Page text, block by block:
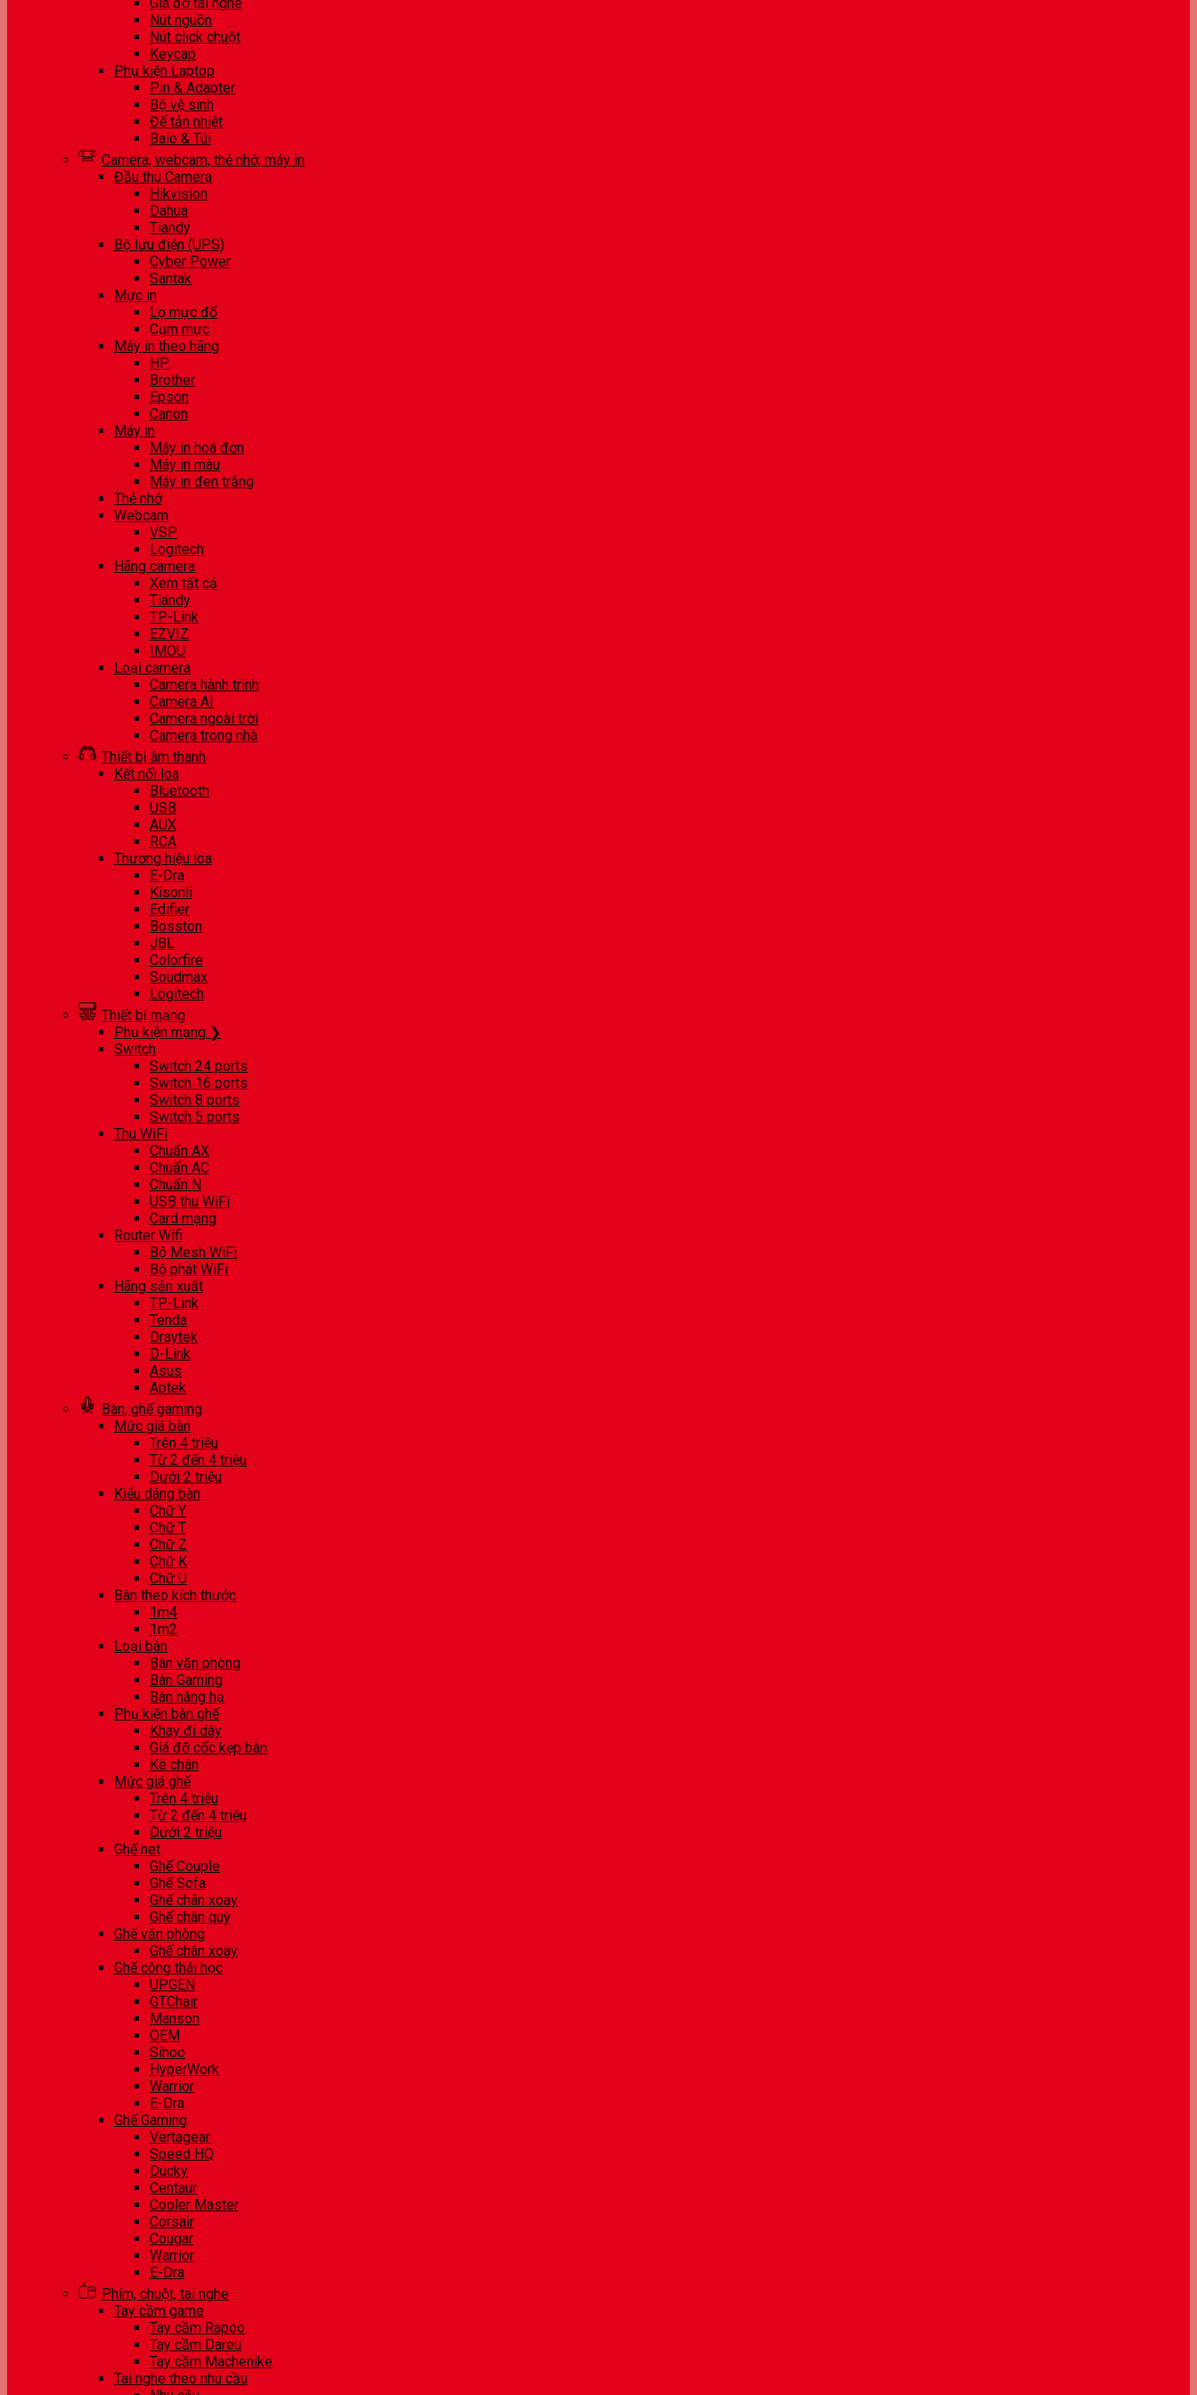
Nút nguồn
Nút click chuột
Keycap
Phụ kiện Laptop
Pin & Adapter
Bộ vệ sinh
Đế tản nhiệt
Balo & Túi
Camera, webcam, thẻ nhớ, máy in
Đầu thu Camera
Hikvision
Dahua
Tiandy
Bộ lưu điện (UPS)
Cyber Power
Santak
Mực in
Lọ mực đổ
Cụm mực
Máy in theo hãng
HP
Brother
Epson
Canon
Máy in
Máy in hoá đơn
Máy in màu
Máy in đen trắng
Thẻ nhớ
Webcam
VSP
Logitech
Hãng camera
Xem tất cả
Tiandy
TP-Link
EZVIZ
IMOU
Loại camera
Camera hành trình
Camera AI
Camera ngoài trời
Camera trong nhà
Thiết bị âm thanh
Kết nối loa
Bluetooth
USB
AUX
RCA
Thương hiệu loa
E-Dra
Kisonli
Edifier
Bosston
JBL
Colorfire
Soudmax
Logitech
Thiết bị mạng
Phụ kiện mạng ❯
Switch
Switch 24 ports
Switch 16 ports
Switch 8 ports
Switch 5 ports
Thu WiFi
Chuẩn AX
Chuẩn AC
Chuẩn N
USB thu WiFi
Card mạng
Router Wifi
Bộ Mesh WiFi
Bộ phát WiFi
Hãng sản xuất
TP-Link
Tenda
Draytek
D-Link
Asus
Aptek
Bàn, ghế gaming
Mức giá bàn
Trên 4 triệu
Từ 2 đến 4 triệu
Dưới 2 triệu
Kiểu dáng bàn
Chữ Y
Chữ T
Chữ Z
Chữ K
Chữ U
Bàn theo kích thước
1m4
1m2
Loại bàn
Bàn văn phòng
Bàn Gaming
Bàn nâng hạ
Phụ kiện bàn ghế
Khay đi dây
Giá đỡ cốc kẹp bàn
Kê chân
Mức giá ghế
Trên 4 triệu
Từ 2 đến 4 triệu
Dưới 2 triệu
Ghế net
Ghế Couple
Ghế Sofa
Ghế chân xoay
Ghế chân quỳ
Ghế văn phòng
Ghế chân xoay
Ghế công thái học
UPGEN
GTChair
Manson
OEM
Sihoo
HyperWork
Warrior
E-Dra
Ghế Gaming
Vertagear
Speed HQ
Ducky
Centaur
Cooler Master
Corsair
Cougar
Warrior
E-Dra
Phím, chuột, tai nghe
Tay cầm game
Tay cầm Rapoo
Tay cầm Dareu
Tay cầm Machenike
Tai nghe theo nhu cầu